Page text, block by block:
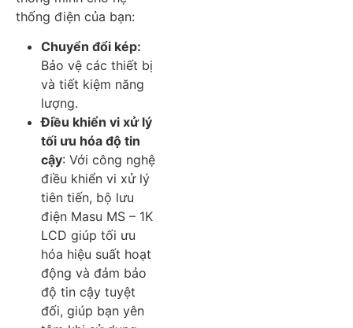
thống điện của bạn:
Chuyển đổi kép:
Bảo vệ các thiết bị
và tiết kiệm năng
lượng.
Điều khiển vi xử lý
tối ưu hóa độ tin
cậy: Với công nghệ
điều khiển vi xử lý
tiên tiến, bộ lưu
điện Masu MS – 1K
LCD giúp tối ưu
hóa hiệu suất hoạt
động và đảm bảo
độ tin cậy tuyệt
đối, giúp bạn yên